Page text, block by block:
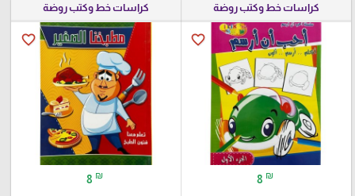
كراسات خط وكتب روضة
favorite_border
8 ₪
كراسات خط وكتب روضة
favorite_border
8 ₪